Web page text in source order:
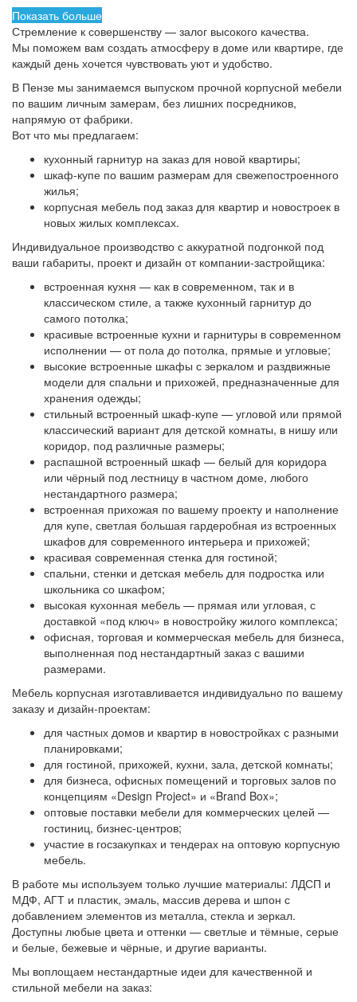
Показать больше
Стремление к совершенству — залог высокого качества.
Мы поможем вам создать атмосферу в доме или квартире, где
каждый день хочется чувствовать уют и удобство.
В Пензе мы занимаемся выпуском прочной корпусной мебели
по вашим личным замерам, без лишних посредников,
напрямую от фабрики.
Вот что мы предлагаем:
кухонный гарнитур на заказ для новой квартиры;
шкаф-купе по вашим размерам для свежепостроенного
жилья;
корпусная мебель под заказ для квартир и новостроек в
новых жилых комплексах.
Индивидуальное производство с аккуратной подгонкой под
ваши габариты, проект и дизайн от компании-застройщика:
встроенная кухня — как в современном, так и в
классическом стиле, а также кухонный гарнитур до
самого потолка;
красивые встроенные кухни и гарнитуры в современном
исполнении — от пола до потолка, прямые и угловые;
высокие встроенные шкафы с зеркалом и раздвижные
модели для спальни и прихожей, предназначенные для
хранения одежды;
стильный встроенный шкаф-купе — угловой или прямой
классический вариант для детской комнаты, в нишу или
коридор, под различные размеры;
распашной встроенный шкаф — белый для коридора
или чёрный под лестницу в частном доме, любого
нестандартного размера;
встроенная прихожая по вашему проекту и наполнение
для купе, светлая большая гардеробная из встроенных
шкафов для современного интерьера и прихожей;
красивая современная стенка для гостиной;
спальни, стенки и детская мебель для подростка или
школьника со шкафом;
высокая кухонная мебель — прямая или угловая, с
доставкой «под ключ» в новостройку жилого комплекса;
офисная, торговая и коммерческая мебель для бизнеса,
выполненная под нестандартный заказ с вашими
размерами.
Мебель корпусная изготавливается индивидуально по вашему
заказу и дизайн-проектам:
для частных домов и квартир в новостройках с разными
планировками;
для гостиной, прихожей, кухни, зала, детской комнаты;
для бизнеса, офисных помещений и торговых залов по
концепциям «Design Project» и «Brand Box»;
оптовые поставки мебели для коммерческих целей —
гостиниц, бизнес-центров;
участие в госзакупках и тендерах на оптовую корпусную
мебель.
В работе мы используем только лучшие материалы: ЛДСП и
МДФ, АГТ и пластик, эмаль, массив дерева и шпон с
добавлением элементов из металла, стекла и зеркал.
Доступны любые цвета и оттенки — светлые и тёмные, серые
и белые, бежевые и чёрные, и другие варианты.
Мы воплощаем нестандартные идеи для качественной и
стильной мебели на заказ: